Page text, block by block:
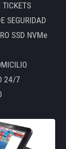
TICKETS
SEGURIDAD
SSD NVMe
24/7